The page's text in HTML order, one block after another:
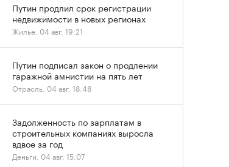
Путин продлил срок регистрации
недвижимости в новых регионах
Жилье, 04 авг, 19:21
Путин подписал закон о продлении
гаражной амнистии на пять лет
Отрасль, 04 авг, 18:48
Задолженность по зарплатам в
строительных компаниях выросла
вдвое за год
Деньги, 04 авг, 15:07